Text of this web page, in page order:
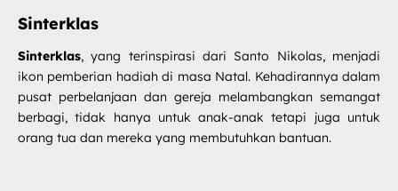
Sinterklas
Sinterklas, yang terinspirasi dari Santo Nikolas, menjadi
ikon pemberian hadiah di masa Natal. Kehadirannya dalam
pusat perbelanjaan dan gereja melambangkan semangat
berbagi, tidak hanya untuk anak-anak tetapi juga untuk
orang tua dan mereka yang membutuhkan bantuan.